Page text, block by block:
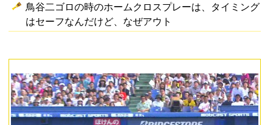
鳥谷二ゴロの時のホームクロスプレーは、タイミング
はセーフなんだけど、なぜアウト